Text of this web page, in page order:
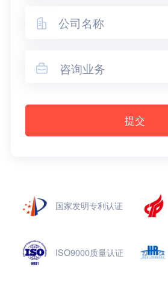

 咨询业务
提交
国家发明专利认证
ISO9000质量认证